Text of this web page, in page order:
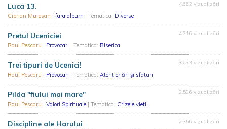
Luca 13.
Ciprian Muresan | fara album | Tematica: Diverse
4.662 vizualizări
Pretul Uceniciei
Raul Pescaru | Provocari | Tematica: Biserica
4.216 vizualizări
Trei tipuri de Ucenici!
Raul Pescaru | Provocari | Tematica: Atenționări și sfaturi
3.633 vizualizări
Pilda "fiului mai mare"
Raul Pescaru | Valori Spirituale | Tematica: Crizele vietii
2.586 vizualizări
Discipline ale Harului 2.356 vizualizări